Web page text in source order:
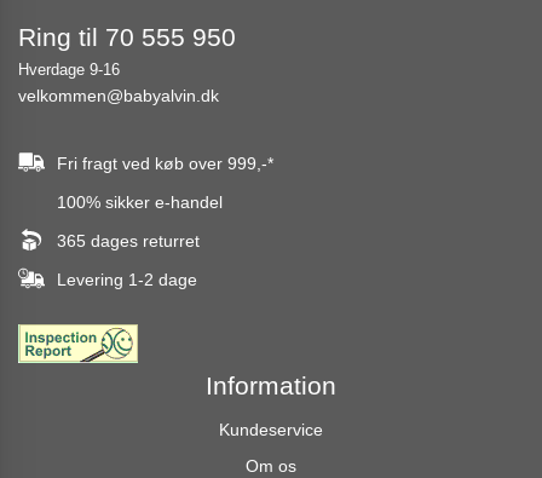
Ring til 70 555 950
Hverdage 9-16
velkommen@babyalvin.dk
Fri fragt ved køb over 999,-*
100% sikker e-handel
365 dages returret
Levering 1-2 dage
Information
Kundeservice
Om os